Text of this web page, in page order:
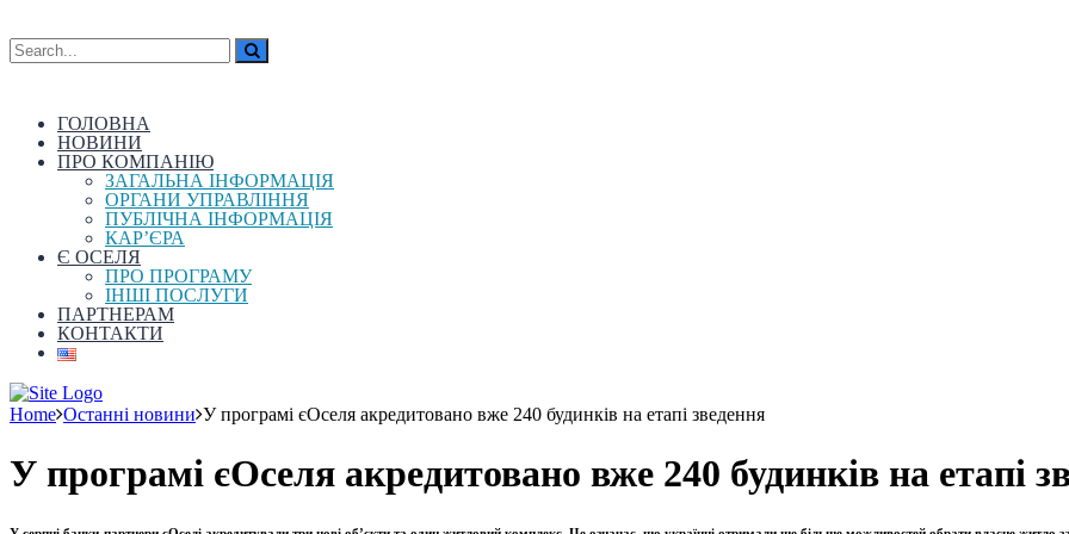
ГОЛОВНА
НОВИНИ
ПРО КОМПАНІЮ
ЗАГАЛЬНА ІНФОРМАЦІЯ
ОРГАНИ УПРАВЛІННЯ
ПУБЛІЧНА ІНФОРМАЦІЯ
КАР’ЄРА
Є ОСЕЛЯ
ПРО ПРОГРАМУ
ІНШІ ПОСЛУГИ
ПАРТНЕРАМ
КОНТАКТИ
Home Останні новини У програмі єОселя акредитовано вже 240 будинків на етапі зведення
У програмі єОселя акредитовано вже 240 будинків на етапі